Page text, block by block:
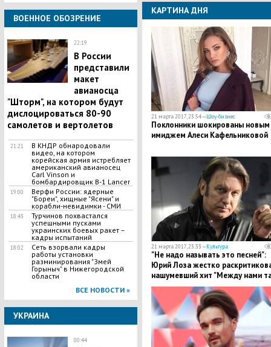
ВОЕННОЕ ОБОЗРЕНИЕ
22:19
В России
представили
макет
авианосца
"Шторм", на котором будут
дислоцироваться 80-90
самолетов и вертолетов
21:21
В КНДР обнародовали
видео, на котором
корейская армия истребляет
американский авианосец
Carl Vinson и
бомбардировщик B-1 Lancer
19:00
Верфи России: ядерные
"Бореи", хищные "Ясени" и
корабли-невидимки - СМИ
18:43
Турчинов похвастался
успешными пусками
украинских боевых ракет –
кадры испытаний
18:02
Сеть взорвали кадры
работы установки
разминирования "Змей
Горыныч" в Нижегородской
области
ВСЕ НОВОСТИ »
УКРАИНА
00:44
КАРТИНА ДНЯ
21 марта 2017, 23:54 —Шоу-бизнес
Поклонники шокированы новым
имиджем Алеси Кафельниковой
21 марта 2017, 23:33 —Культура
"Не надо называть это песней":
Юрий Лоза жестко
нашумевший хит "Между нами
лед"